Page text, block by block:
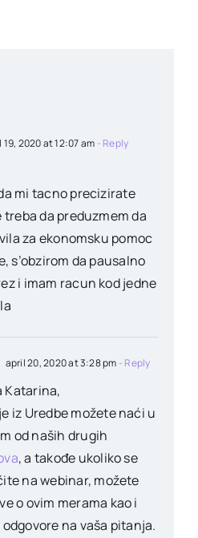
19, 2020 at 12:07 am - Reply
mi tacno precizirate
treba da preduzmem da
za ekonomsku pomoc
s’obzirom da pausalno
i imam racun kod jedne
april 20, 2020 at 3:28 pm - Reply
Katarina,
iz Uredbe možete naći u
od naših drugih
, a takođe ukoliko se
na webinar, možete
o ovim merama kao i
na vaša pitanja.